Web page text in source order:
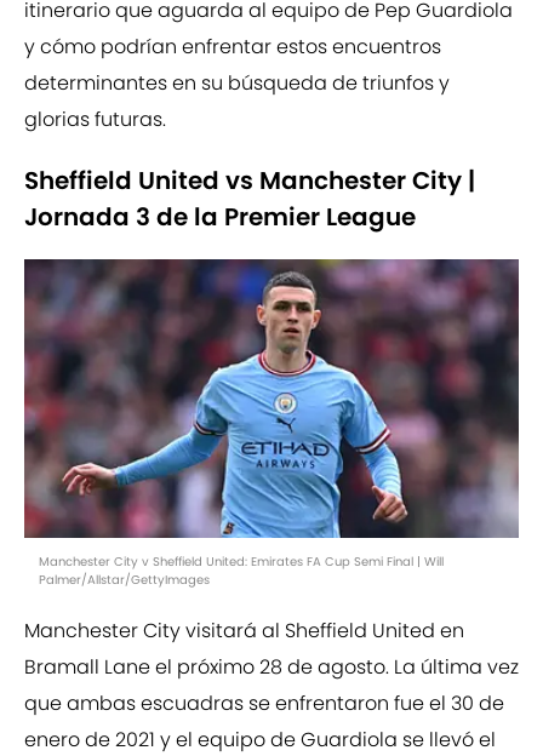
itinerario que aguarda al equipo de Pep Guardiola
y cómo podrían enfrentar estos encuentros
determinantes en su búsqueda de triunfos y
glorias futuras.
Sheffield United vs Manchester City |
Jornada 3 de la Premier League
Manchester City v Sheffield United: Emirates FA Cup Semi Final | Will
Palmer/Allstar/GettyImages
Manchester City visitará al Sheffield United en
Bramall Lane el próximo 28 de agosto. La última vez
que ambas escuadras se enfrentaron fue el 30 de
enero de 2021 y el equipo de Guardiola se llevó el